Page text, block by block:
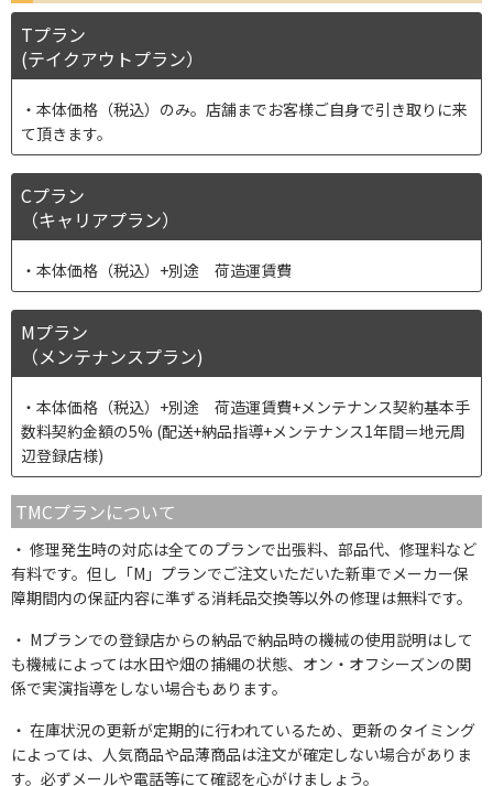
Tプラン
(テイクアウトプラン）
本体価格（税込）のみ。店舗までお客様ご自身で引き取りに来
て頂きます。
Cプラン
（キャリアプラン）
本体価格（税込）+別途 荷造運賃費
Mプラン
（メンテナンスプラン)
本体価格（税込）+別途 荷造運賃費+メンテナンス契約基本手
数料契約金額の5% (配送+納品指導+メンテナンス1年間＝地元周
辺登録店様)
TMCプランについて
修理発生時の対応は全てのプランで出張料、部品代、修理料など
有料です。但し「M」プランでご注文いただいた新車でメーカー保
障期間内の保証内容に準ずる消耗品交換等以外の修理は無料です。
Mプランでの登録店からの納品で納品時の機械の使用説明はして
も機械によっては水田や畑の捕縄の状態、オン・オフシーズンの関
係で実演指導をしない場合もあります。
在庫状況の更新が定期的に行われているため、更新のタイミング
によっては、人気商品や品薄商品は注文が確定しない場合がありま
す。必ずメールや電話等にて確認を心がけましょう。